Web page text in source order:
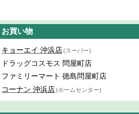
お買い物
キョーエイ 沖浜店(スーパー)
ドラッグコスモス 問屋町店
ファミリーマート 徳島問屋町店
コーナン 沖浜店(ホームセンター)